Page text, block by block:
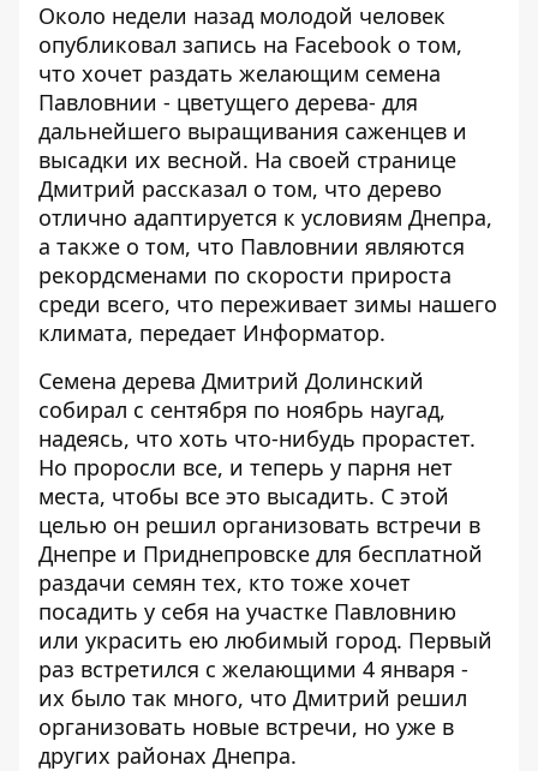
Около недели назад молодой человек
опубликовал запись на Facebook о том,
что хочет раздать желающим семена
Павловнии - цветущего дерева- для
дальнейшего выращивания саженцев и
высадки их весной. На своей странице
Дмитрий рассказал о том, что дерево
отлично адаптируется к условиям Днепра,
а также о том, что Павловнии являются
рекордсменами по скорости прироста
среди всего, что переживает зимы нашего
климата, передает Информатор.
Семена дерева Дмитрий Долинский
собирал с сентября по ноябрь наугад,
надеясь, что хоть что-нибудь прорастет.
Но проросли все, и теперь у парня нет
места, чтобы все это высадить. С этой
целью он решил организовать встречи в
Днепре и Приднепровске для бесплатной
раздачи семян тех, кто тоже хочет
посадить у себя на участке Павловнию
или украсить ею любимый город. Первый
раз встретился с желающими 4 января -
их было так много, что Дмитрий решил
организовать новые встречи, но уже в
других районах Днепра.